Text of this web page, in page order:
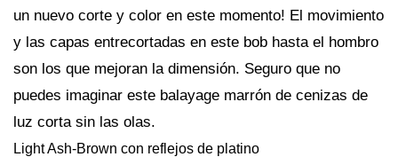
un nuevo corte y color en este momento! El movimiento
y las capas entrecortadas en este bob hasta el hombro
son los que mejoran la dimensión. Seguro que no
puedes imaginar este balayage marrón de cenizas de
luz corta sin las olas.
Light Ash-Brown con reflejos de platino